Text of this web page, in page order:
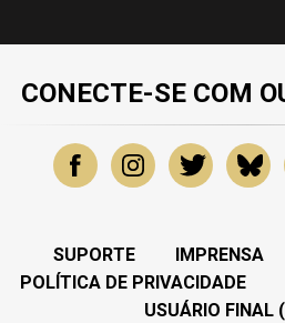
CONECTE-SE COM
SUPORTE IMPRENSA
POLÍTICA DE PRIVACIDADE
USUÁRIO FINAL